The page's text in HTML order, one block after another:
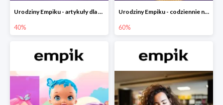
Urodziny Empiku - artykuły dla mamy i dziecka do -40%
40%
Urodziny Empiku - codziennie nowe okazje nawet do -60%
60%